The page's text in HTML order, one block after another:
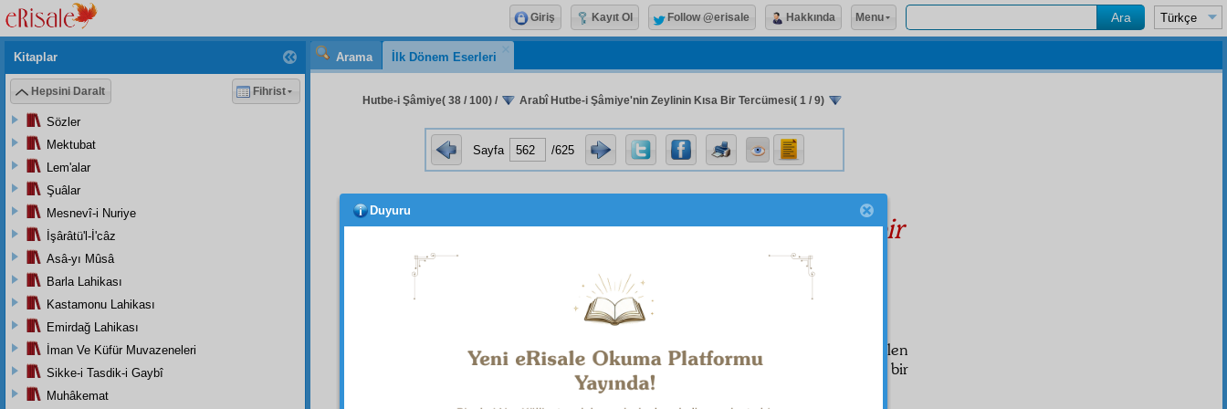
Arama İlk Dönem Eserleri
Hutbe-i Şâmiye( 38 / 100) / Arabî Hutbe-i Şâmiye'nin Zeylinin Kısa Bir Tercümesi( 1 / 9)
Sayfa /625
Arabî Hutbe-i Şâmiye'ninzeylinin kısa bir
tercümesi
Teşhisü'l-İllet
Hutbe-i Şâmiye'nin Arabî zeyl inde, gayetlâtifbir
le imandan gelen
mânevî ve kırılmaz bir kahramanlık gösteriyor. Bu meselemiz münasebetiyle bir
Kitaplar
Hepsini Daralt Fihrist
Sözler
Mektubat
Lem'alar
Şuâlar
Mesnevî-i Nuriye
İşârâtü'l-İ'câz
Asâ-yı Mûsâ
Barla Lahikası
Kastamonu Lahikası
Emirdağ Lahikası
İman Ve Küfür Muvazeneleri
Sikke-i Tasdik-i Gaybî
Muhâkemat
Giriş Kayıt Ol Follow @erisale Hakkında Menu
Duyuru